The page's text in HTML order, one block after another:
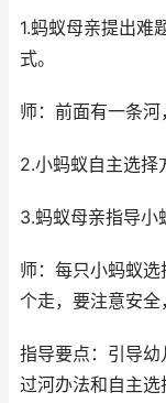
1.蚂蚁母亲提出难
式。
师：前面有一条河
2.小蚂蚁自主选择
3.蚂蚁母亲指导小
师：每只小蚂蚁
个走，要注意安全
指导要点：引导
过河办法和自主选